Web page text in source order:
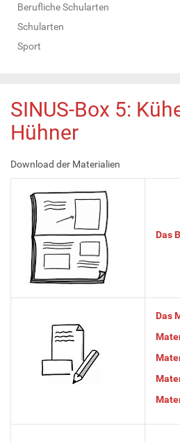
Berufliche Schularten
Schularten
Sport
SINUS-Box 5:
Hühner
Download der Materialien
Das
Das